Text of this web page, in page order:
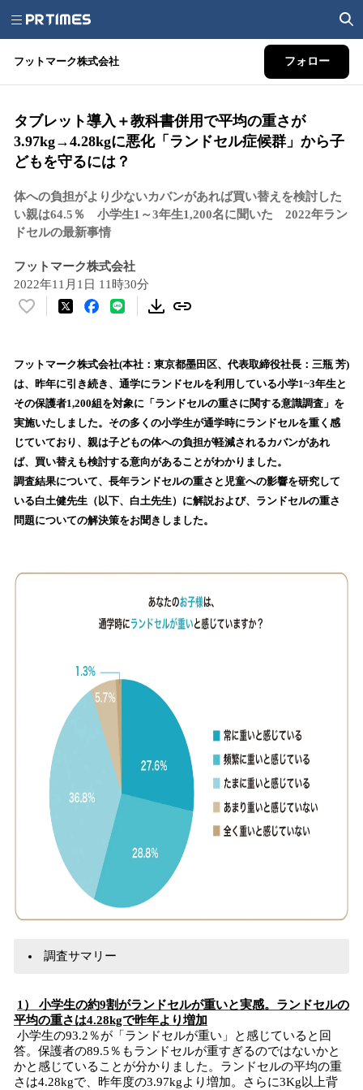
フットマーク株式会社 フォロー
タブレット導入＋教科書併用で平均の重さが
3.97kg→4.28kgに悪化「ランドセル症候群」から子
どもを守るには？
体への負担がより少ないカバンがあれば買い替えを検討した
い親は64.5％ 小学生1～3年生1,200名に聞いた 2022年ラン
ドセルの最新事情
フットマーク株式会社
2022年11月1日 11時30分
い
！
数
を
読
込
み
中
で
す
フットマーク株式会社(本社：東京都墨田区、代表取締役社長：三瓶 芳)
は、昨年に引き続き、通学にランドセルを利用している小学1~3年生と
その保護者1,200組を対象に「ランドセルの重さに関する意識調査」を
実施いたしました。その多くの小学生が通学時にランドセルを重く感
じていており、親は子どもの体への負担が軽減されるカバンがあれ
ば、買い替えも検討する意向があることがわかりました。
調査結果について、長年ランドセルの重さと児童への影響を研究して
いる白土健先生（以下、白土先生）に解説および、ランドセルの重さ
問題についての解決策をお聞きしました。
調査サマリー
1） 小学生の約9割がランドセルが重いと実感。ランドセルの
平均の重さは4.28kgで昨年より増加
小学生の93.2％が「ランドセルが重い」と感じていると回
答。保護者の89.5％もランドセルが重すぎるのではないかと
かと感じていることが分かりました。ランドセルの平均の重
さは4.28kgで、昨年度の3.97kgより増加。さらに3Kg以上背